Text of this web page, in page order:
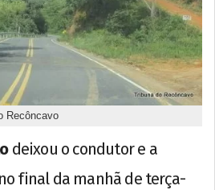
Recôncavo
deixou o condutor e a
final da manhã de terça-